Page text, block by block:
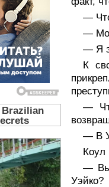
—
—
— Я
К
—
— В
Коул
— Вы
Уэйко?